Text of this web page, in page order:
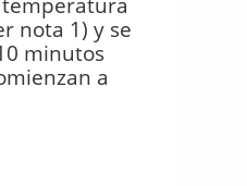
nota 1) y se
minutos
a